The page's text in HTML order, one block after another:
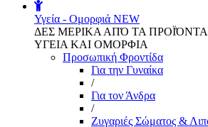
Υγεία - Ομορφιά NEW
ΔΕΣ ΜΕΡΙΚΑ ΑΠΌ ΤΑ
ΥΓΕΙΑ ΚΑΙ ΟΜΟΡΦΙΑ
Προσωπική Φροντίδα
Για την Γυναίκα
/
Για τον Άνδρα
/
Ζυγαριές Σώματος &